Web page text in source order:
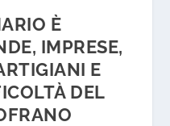
È
IMPRESE,
E
DEL